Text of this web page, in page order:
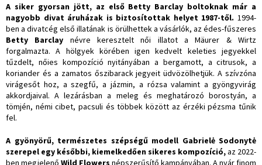
A siker gyorsan jött, az első Betty Barclay boltoknak már a
nagyobb divat áruházak is biztosítottak helyet 1987-től. 1994-
ben a divatcég első illatának is örülhettek a vásárlók, az édes-fűszeres
Betty Barclay névre keresztelt női illatot a Mäurer & Wirtz
forgalmazta. A hölgyek körében igen kedvelt keleties jegyekkel
tűzdelt, nőies kompozíció nyitányában a bergamott, a citrusok, a
koriander és a zamatos őszibarack jegyeit üdvözölhetjük. A szívzóna
virágesőt hoz, a szegfű, a jázmin, a rózsa valamint a gyöngyvirág
akkordjaival. A lezárásban a meleg és meghatározó borostyán, a
tömjén, némi cibet, pacsuli és többek között az érzéki pézsma tűnik
fel.
A gyönyörű, természetes szépségű modell Gabrielė Sodonytė
szerepel egy későbbi, kiemelkedően sikeres kompozíció,az 2022-
ben megjelenő Wild Flowers népszerűsítő kampányában. A nyár finom